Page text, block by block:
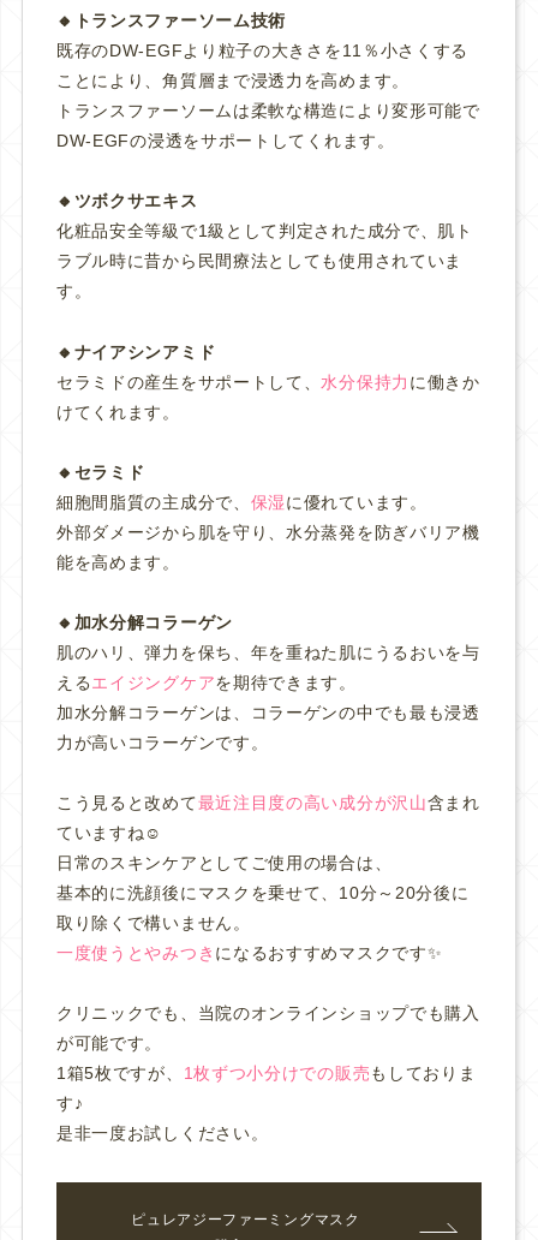
🔸トランスファーソーム技術
既存のDW-EGFより粒子の大きさを11％小さくする
ことにより、角質層まで浸透力を高めます。
トランスファーソームは柔軟な構造により変形可能で
DW-EGFの浸透をサポートしてくれます。
🔸ツボクサエキス
化粧品安全等級で1級として判定された成分で、肌ト
ラブル時に昔から民間療法としても使用されていま
す。
🔸ナイアシンアミド
セラミドの産生をサポートして、 水分保持力 に働きか
けてくれます。
🔸セラミド
細胞間脂質の主成分で、 保湿に優れています。
外部ダメージから肌を守り、水分蒸発を防ぎバリア機
能を高めます。
🔸加水分解コラーゲン
肌のハリ、弾力を保ち、年を重ねた肌にうるおいを与
えるエイジングケアを期待できます。
加水分解コラーゲンは、コラーゲンの中でも最も浸透
力が高いコラーゲンです。
こう見ると改めて最近注目度の高い成分が沢山含まれ
ていますね☺️
日常のスキンケアとしてご使用の場合は、
基本的に洗顔後にマスクを乗せて、10分～20分後に
取り除くで構いません。
一度使うとやみつき になるおすすめマスクです✨
クリニックでも、当院のオンラインショップでも購入
が可能です。
1箱5枚ですが、 1枚ずつ小分けでの販売もしておりま
す♪
是非一度お試しください。
ピュレアジーファーミングマスク